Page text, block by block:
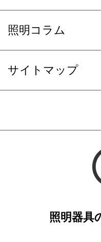
照明コラム
サイトマップ
照明器具